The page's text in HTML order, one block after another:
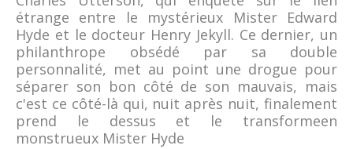
étrange entre le mystérieux Mister Edward
Hyde et le docteur Henry Jekyll. Ce dernier, un
philanthrope obsédé par sa double
personnalité, met au point une drogue pour
séparer son bon côté de son mauvais, mais
c'est ce côté-là qui, nuit après nuit, finalement
prend le dessus et le transformeen
monstrueux Mister Hyde